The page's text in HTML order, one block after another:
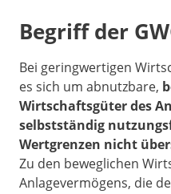
Begriff der
Bei geringwertigen
es sich um abnutzbare,
Wirtschaftsgüter des
selbstständig
Wertgrenzen nicht
Zu den beweglichen
Anlagevermögens, die